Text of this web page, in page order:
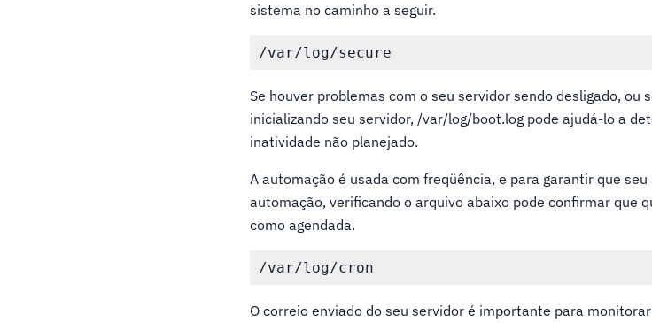
sistema no caminho a seguir.
Se houver problemas com o seu servidor sendo desligado, ou
inicializando seu servidor, /var/log/boot.log pode ajudá-lo a
inatividade não planejado.
A automação é usada com freqüência, e para garantir que
automação, verificando o arquivo abaixo pode confirmar que
como agendada.
O correio enviado do seu servidor é importante para